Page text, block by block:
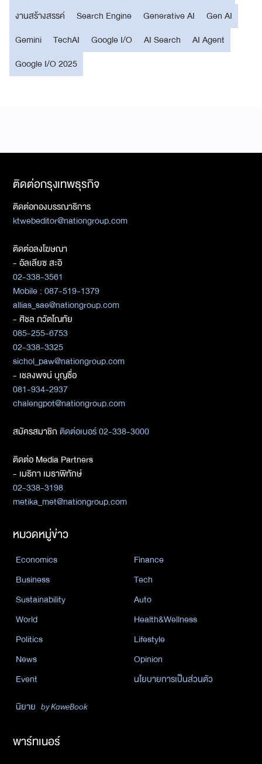
งานสร้างสรรค์
Search Engine Generative AI
Gen AI
Gemini
TechAI Google I/O AI Search
AI Agent
Google I/O 2025
ติดต่อกรุงเทพธุรกิจ
ติดต่อกองบรรณาธิการ
ktwebeditor@nationgroup.com
ติดต่อลงโฆษณา
- อัลเลียซ สะอิ
02-338-3561
Mobile : 087-519-1379
allias_sae@nationgroup.com
- ศิชล ภวัตโณทัย
085-255-6753
02-338-3325
sichol_paw@nationgroup.com
- เชลงพจน์ บุญซื่อ
081-934-2937
chalengpot@nationgroup.com
สมัครสมาชิกติดต่อเบอร์ 02-338-3000
ติดต่อ Media Partners
- เมธิกา เมธาพิทักษ์
02-338-3198
metika_met@nationgroup.com
หมวดหมู่ข่าว
Economics
Finance
Business
Tech
Sustainability
Auto
World
Health&Wellness
Politics
Lifestyle
News
Opinion
Event
นโยบายการเป็นส่วนตัว
นิยาย by KaweBook
พาร์ทเนอร์